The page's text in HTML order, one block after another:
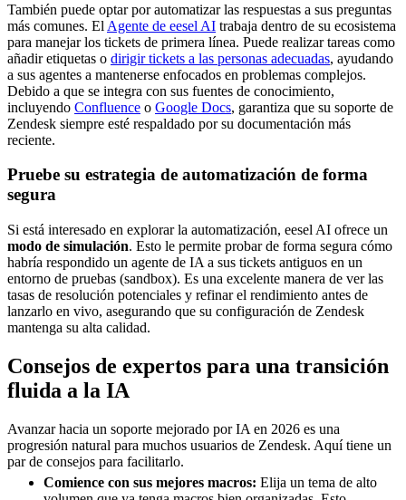
También puede optar por automatizar las respuestas a sus preguntas
más comunes. El Agente de eesel AI trabaja dentro de su ecosistema
para manejar los tickets de primera línea. Puede realizar tareas como
añadir etiquetas o dirigir tickets a las personas adecuadas, ayudando
a sus agentes a mantenerse enfocados en problemas complejos.
Debido a que se integra con sus fuentes de conocimiento,
incluyendo Confluence o Google Docs, garantiza que su soporte de
Zendesk siempre esté respaldado por su documentación más
reciente.
Pruebe su estrategia de automatización de forma
segura
Si está interesado en explorar la automatización, eesel AI ofrece un
modo de simulación. Esto le permite probar de forma segura cómo
habría respondido un agente de IA a sus tickets antiguos en un
entorno de pruebas (sandbox). Es una excelente manera de ver las
tasas de resolución potenciales y refinar el rendimiento antes de
lanzarlo en vivo, asegurando que su configuración de Zendesk
mantenga su alta calidad.
Consejos de expertos para una transición
fluida a la IA
Avanzar hacia un soporte mejorado por IA en 2026 es una
progresión natural para muchos usuarios de Zendesk. Aquí tiene un
par de consejos para facilitarlo.
Comience con sus mejores macros: Elija un tema de alto